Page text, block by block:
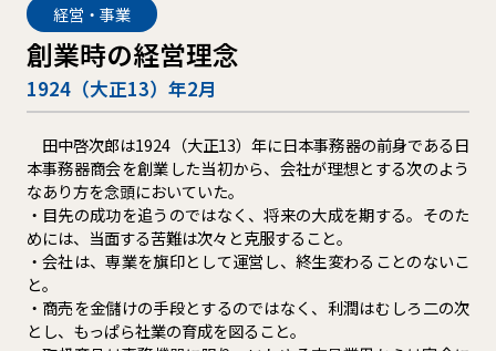
経営・事業
創業時の経営理念
1924（大正13）年2月
田中啓次郎は1924（大正13）年に日本事務器の前身である日
本事務器商会を創業した当初から、会社が理想とする次のよう
なあり方を念頭においていた。
・目先の成功を追うのではなく、将来の大成を期する。そのた
めには、当面する苦難は次々と克服すること。
・会社は、専業を旗印として運営し、終生変わることのないこ
と。
・商売を金儲けの手段とするのではなく、利潤はむしろ二の次
とし、もっぱら社業の育成を図ること。